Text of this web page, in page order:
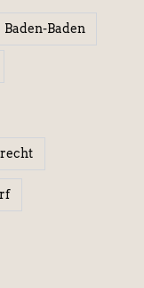
Baden-Baden